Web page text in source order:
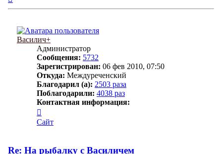
Василич+
Администратор
Сообщения: 5732
Зарегистрирован: 06 фев 2010, 07:50
Откуда: Междуреченский
Благодарил (а): 2503 раза
Поблагодарили: 4038 раз
Контактная информация:
информация
пользователя
Сайт
Re: На рыбалку с Василичем